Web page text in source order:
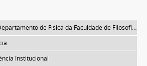
de Física da Faculdade de Filosofia (FFLC)
Institucional